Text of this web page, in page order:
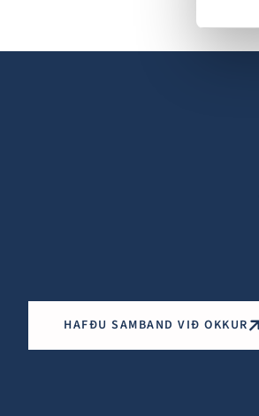
HAFÐU SAMBAND VIÐ OKKUR